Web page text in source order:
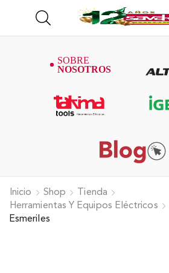
Inicio Shop
Tienda
Herramientas Y Equipos Eléctricos
Esmeriles